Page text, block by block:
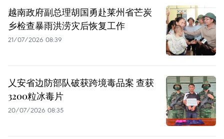
越南政府副总理胡国勇赴莱州省芒炭
乡检查暴雨洪涝灾后恢复工作
21/07/2026 08:39
乂安省边防部队破获跨境毒品案 查获
3200粒冰毒片
20/07/2026 08:35